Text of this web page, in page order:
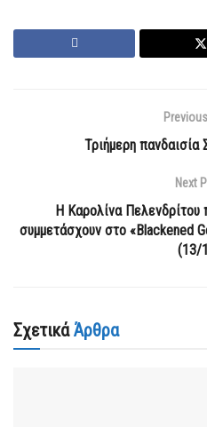
Τριήμερη
Next
Η Καρολίνα Πελενδρίτου
συμμετάσχουν στο «Blackened
(13/
ΣχετικάΆρθρα